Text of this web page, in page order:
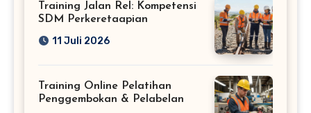
Training Jalan Rel: Kompetensi
SDM Perkeretaapian
11 Juli 2026
Training Online Pelatihan
Penggembokan & Pelabelan